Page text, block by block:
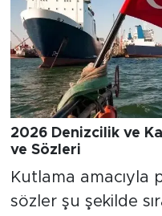
2026 Denizcilik ve
ve Sözleri
Kutlama amacıyla
sözler şu şekilde